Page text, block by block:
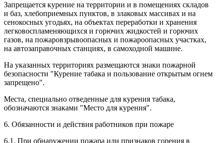
Запрещается курение на территории и в помещениях складов
и баз, хлебоприемных пунктов, в злаковых массивах и на
сенокосных угодьях, на объектах переработки и хранения
легковоспламеняющихся и горючих жидкостей и горючих
газов, на пожаровзрывоопасных и пожароопасных участках,
на автозаправочных станциях, в самоходной машине.
На указанных территориях размещаются знаки пожарной
безопасности "Курение табака и пользование открытым огнем
запрещено".
Места, специально отведенные для курения табака,
обозначаются знаками "Место для курения".
6. Обязанности и действия работников при пожаре
6.1. При обнаружении пожара или признаков горения в